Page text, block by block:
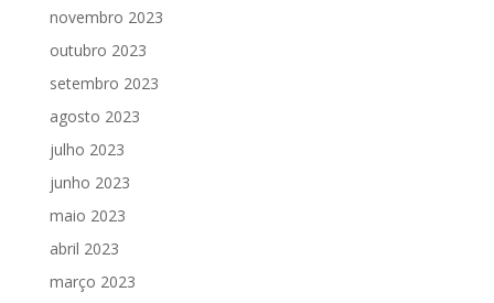
novembro 2023
outubro 2023
setembro 2023
agosto 2023
julho 2023
junho 2023
maio 2023
abril 2023
março 2023